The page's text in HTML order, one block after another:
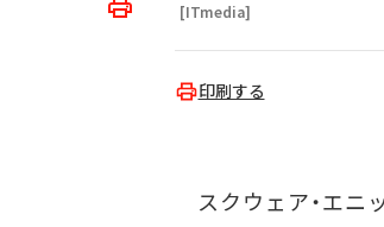
[ITmedia]
印刷する
スクウェア・エニ